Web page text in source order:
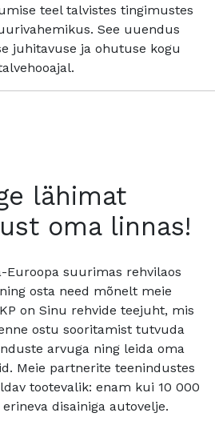
teel talvistes tingimustes
See uuendus
juhitavuse ja ohutuse kogu
lähimat
oma linnas!
Euroopa suurimas rehvilaos
osta need mõnelt meie
on Sinu rehvide teejuht, mis
ostu sooritamist tutvuda
arvuga ning leida oma
Meie partnerite teenindustes
tootevalik: enam kui 10 000
disainiga autovelje.